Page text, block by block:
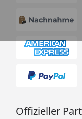
Offizieller